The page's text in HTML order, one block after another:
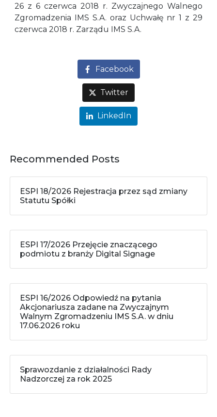
26 z 6 czerwca 2018 r. Zwyczajnego Walnego
Zgromadzenia IMS S.A. oraz Uchwałę nr 1 z 29
czerwca 2018 r. Zarządu IMS S.A.
Facebook
Twitter
LinkedIn
Recommended Posts
ESPI 18/2026 Rejestracja przez sąd zmiany
Statutu Spółki
ESPI 17/2026 Przejęcie znaczącego
podmiotu z branży Digital Signage
ESPI 16/2026 Odpowiedź na pytania
Akcjonariusza zadane na Zwyczajnym
Walnym Zgromadzeniu IMS S.A. w dniu
17.06.2026 roku
Sprawozdanie z działalności Rady
Nadzorczej za rok 2025